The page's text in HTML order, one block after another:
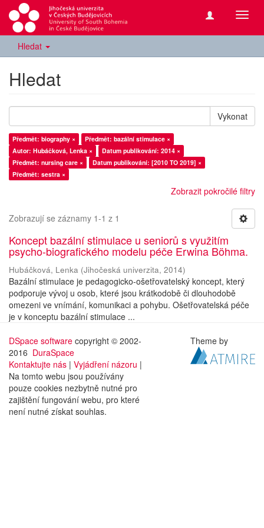
Hledat
Hledat
Vykonat
Předmět: biography ×
Předmět: bazální stimulace ×
Autor: Hubáčková, Lenka ×
Datum publikování: 2014 ×
Předmět: nursing care ×
Datum publikování: [2010 TO 2019] ×
Předmět: sestra ×
Zobrazit pokročilé filtry
Zobrazují se záznamy 1-1 z 1
Koncept bazální stimulace u seniorů s využitím
psycho-biografického modelu péče Erwina Böhma.
Hubáčková, Lenka (Jihočeská univerzita, 2014)
Bazální stimulace je pedagogicko-ošetřovatelský koncept, který
podporuje vývoj u osob, které jsou krátkodobě či dlouhodobě
omezeni ve vnímání, komunikaci a pohybu. Ošetřovatelská péče
je v konceptu bazální stimulace ...
DSpace software copyright © 2002-
2016 DuraSpace
Kontaktujte nás | Vyjádření názoru |
Na tomto webu jsou používány
pouze cookies nezbytně nutné pro
zajištění fungování webu, pro které
není nutné získat souhlas.
Theme by